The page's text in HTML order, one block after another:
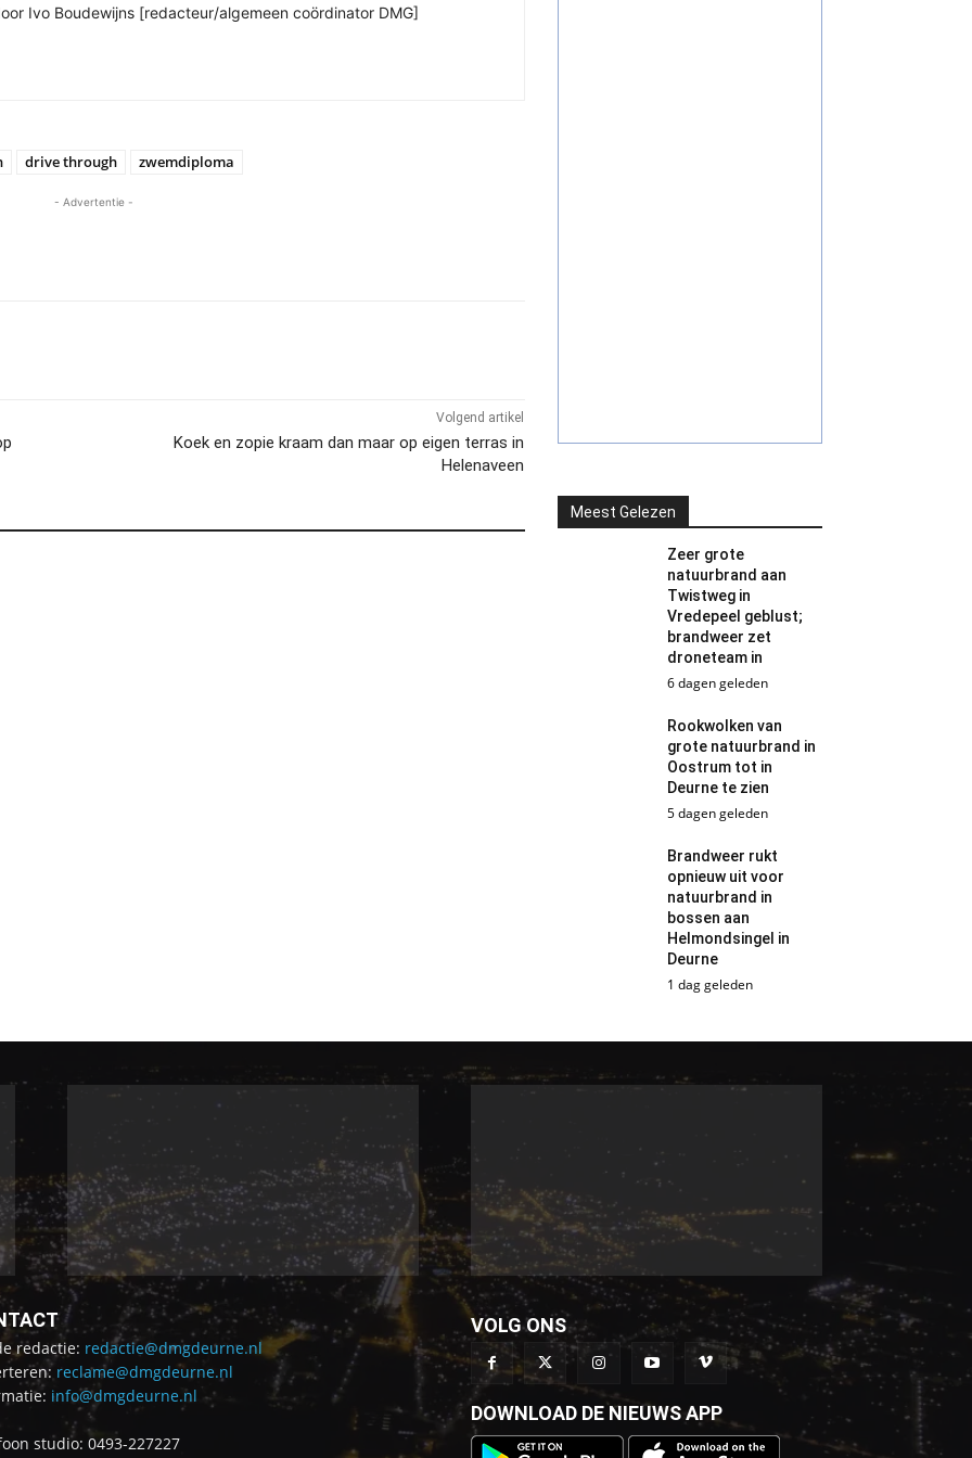
Ivo Boudewijns [redacteur/algemeen coördinator DMG]
drive through zwemdiploma
- Advertentie -
Volgend artikel
Koek en zopie kraam dan maar op eigen terras in
Helenaveen
Meest Gelezen
Zeer grote
natuurbrand aan
Twistweg in
Vredepeel geblust;
brandweer zet
droneteam in
6 dagen geleden
Rookwolken van
grote natuurbrand in
Oostrum tot in
Deurne te zien
5 dagen geleden
Brandweer rukt
opnieuw uit voor
natuurbrand in
bossen aan
Helmondsingel in
Deurne
1 dag geleden
redactie: redactie@dmgdeurne.nl
reclame@dmgdeurne.nl
info@dmgdeurne.nl
studio: 0493-227227
VOLG ONS
DOWNLOAD DE NIEUWS APP